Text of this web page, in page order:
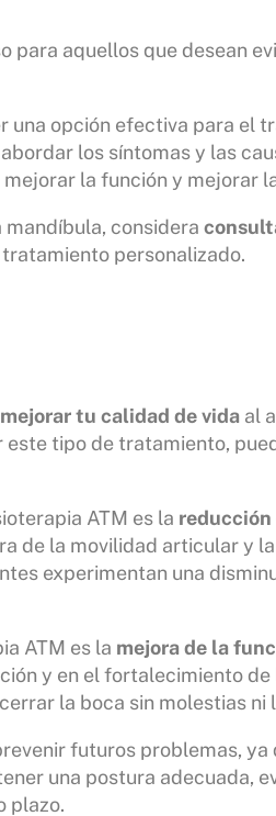
para aquellos que desean
una opción efectiva para el
los síntomas y las
la función y mejorar
considera
personalizado.
mejorar tu calidad de vidaal
tipo de tratamiento,
ATM es la
de la movilidad articular y
experimentan una
ATM es la mejora de la
y en el fortalecimiento
la boca sin molestias ni
futuros problemas,
una postura adecuada,
plazo.